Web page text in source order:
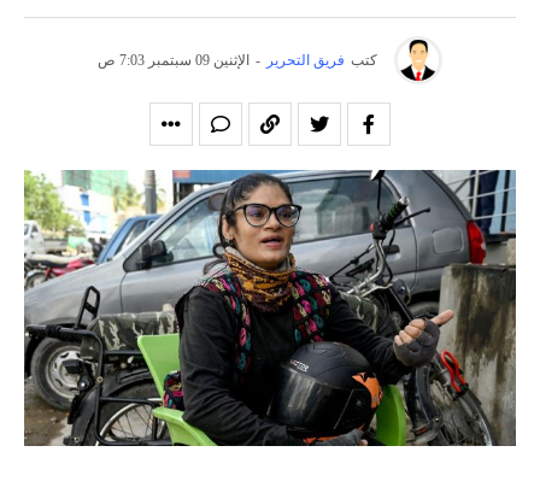
كتب فريق التحرير - الإثنين 09 سبتمبر 7:03 ص